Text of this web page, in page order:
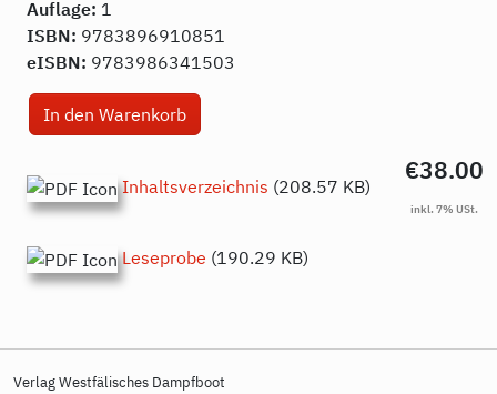
Auflage: 1
ISBN: 9783896910851
eISBN: 9783986341503
€38.00
Inhaltsverzeichnis (208.57 KB)
Leseprobe (190.29 KB)
Verlag Westfälisches Dampfboot